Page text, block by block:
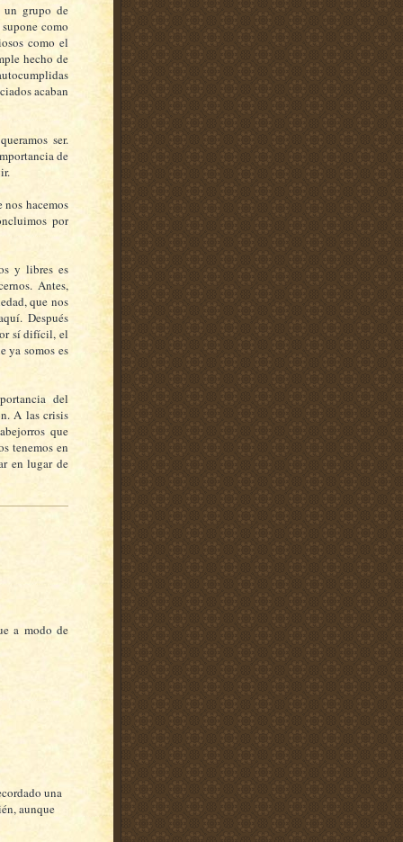
un grupo de
como
como el
hecho de
acaban
ser.
de
hacemos
por
y libres es
Antes,
que nos
Después
sí difícil, el
ya somos es
del
A las crisis
que
tenemos en
en lugar de
a modo de
una
aunque